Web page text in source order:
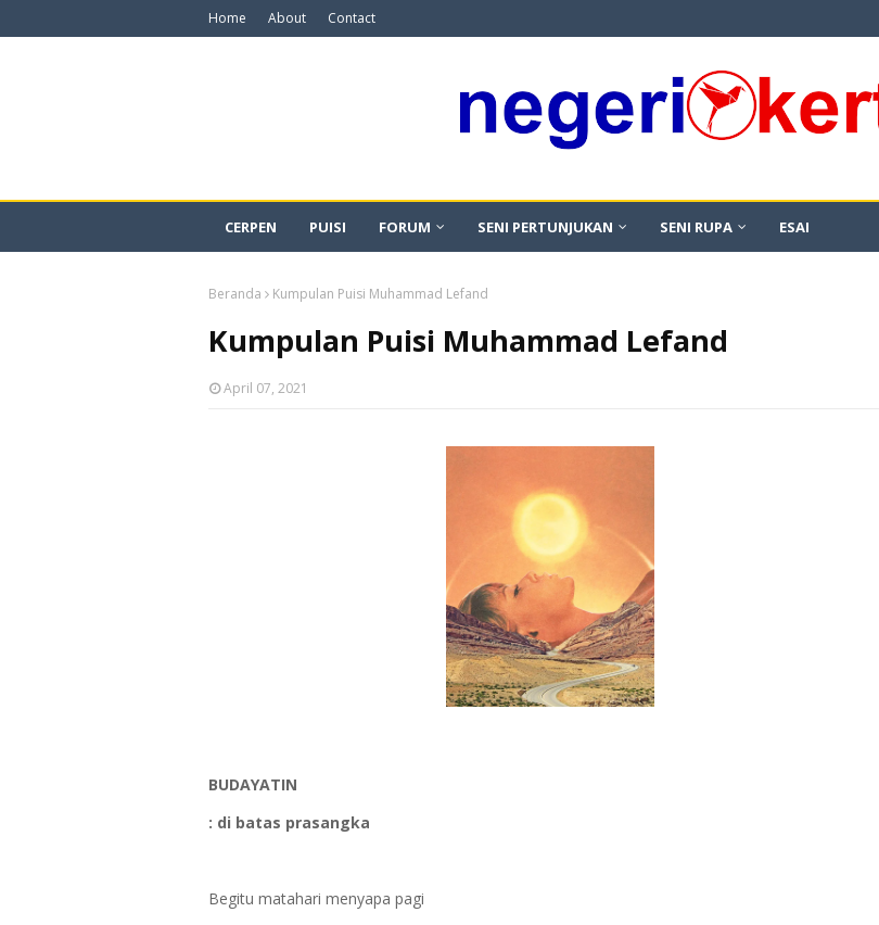
Home About Contact
CERPEN PUISI FORUM SENI PERTUNJUKAN SENI RUPA ESAI
Beranda Kumpulan Puisi Muhammad Lefand
Kumpulan Puisi Muhammad Lefand
April 07, 2021
BUDAYATIN
: di batas prasangka
Begitu matahari menyapa pagi